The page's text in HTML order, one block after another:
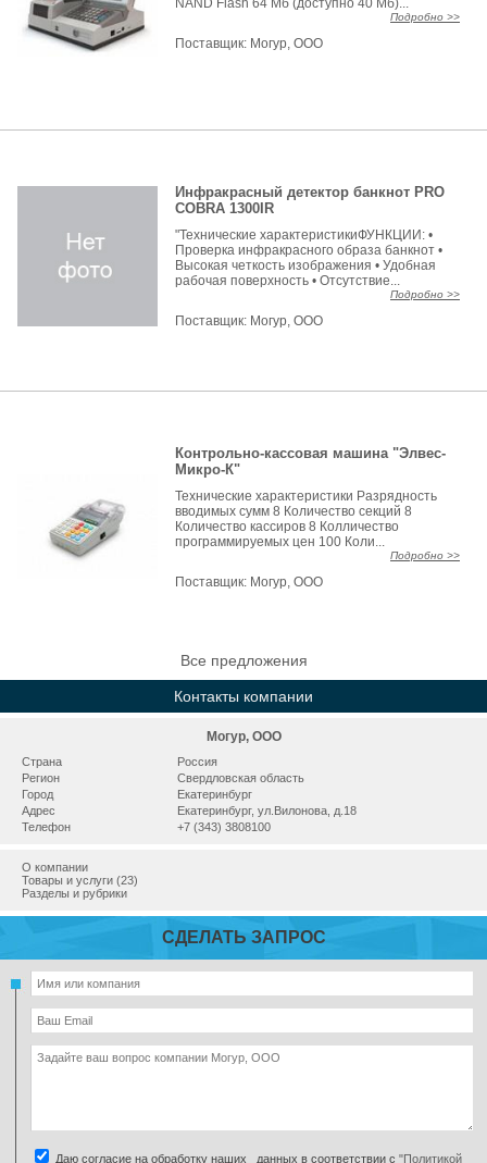
NAND Flash 64 Мб (доступно 40 Мб)...
Подробно >>
Поставщик: Могур, ООО
Инфракрасный детектор банкнот PRO
COBRA 1300IR
"Технические характеристикиФУНКЦИИ: •
Проверка инфракрасного образа банкнот •
Высокая четкость изображения • Удобная
рабочая поверхность • Отсутствие...
Подробно >>
Поставщик: Могур, ООО
Контрольно-кассовая машина "Элвес-
Микро-К"
Технические характеристики Разрядность
вводимых сумм 8 Количество секций 8
Количество кассиров 8 Колличество
программируемых цен 100 Коли...
Подробно >>
Поставщик: Могур, ООО
Все предложения
Контакты компании
Могур, ООО
Страна
Россия
Регион
Свердловская область
Город
Екатеринбург
Адрес
Екатеринбург, ул.Вилонова, д.18
Телефон
+7 (343) 3808100
О компании
Товары и услуги (23)
Разделы и рубрики
СДЕЛАТЬ ЗАПРОС
Даю согласие на обработку наших данных в соответствии с "Политикой